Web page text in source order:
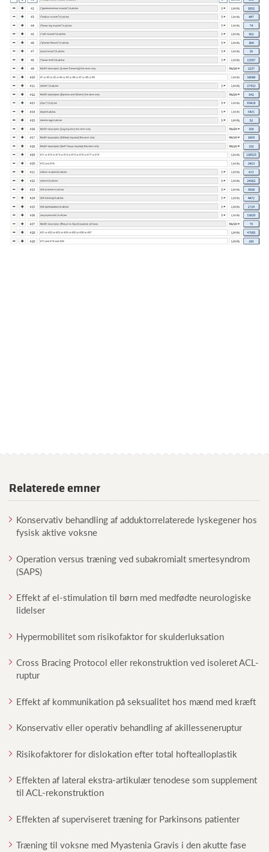
Relaterede emner
Konservativ behandling af adduktorrelaterede lyskegener hos
fysisk aktive voksne
Operation versus træning ved subakromialt smertesyndrom
(SAPS)
Effekt af el-stimulation til børn med medfødte neurologiske
lidelser
Hypermobilitet som risikofaktor for skulderluksation
Cross Bracing Protocol eller rekonstruktion ved isoleret ACL-
ruptur
Effekt af kommunikation på seksualitet hos mænd med kræft
Konservativ eller operativ behandling af akillesseneruptur
Risikofaktorer for dislokation efter total hoftealloplastik
Effekten af lateral ekstra-artikulær tenodese som supplement
til ACL-rekonstruktion
Effekten af superviseret træning for Parkinsons patienter
Træning til voksne med Myastenia Gravis i den akutte fase